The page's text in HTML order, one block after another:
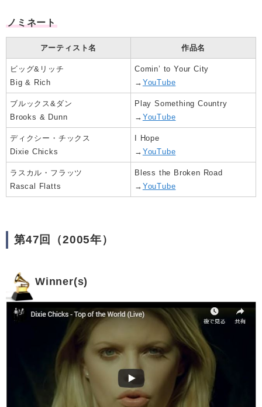
ノミネート
アーティスト名 作品名
ビッグ&リッチ
Big & Rich
Comin’ to Your City
→ YouTube
ブルックス&ダン
Brooks & Dunn
Play Something Country
→ YouTube
ディクシー・チックス
Dixie Chicks
I Hope
→ YouTube
ラスカル・フラッツ
Rascal Flatts
Bless the Broken Road
→ YouTube
第47回（2005年）
Winner(s)